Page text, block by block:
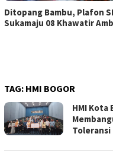
Ditopang Bambu, Plafon
Sukamaju 08 Khawatir
TAG: HMI BOGOR
HMI Kota
Toleransi